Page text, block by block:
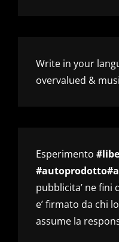
Write in your
overvalued &
Esperimento
pubblicita’ ne fini
e’ firmato da chi
assume la